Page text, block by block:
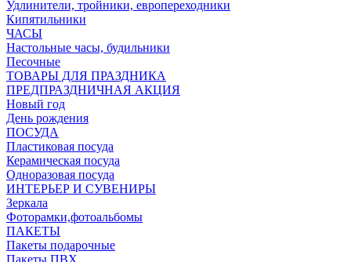
Удлинители, тройники, европереходники
Кипятильники
ЧАСЫ
Настольные часы, будильники
Песочные
ТОВАРЫ ДЛЯ ПРАЗДНИКА
ПРЕДПРАЗДНИЧНАЯ АКЦИЯ
Новый год
День рождения
ПОСУДА
Пластиковая посуда
Керамическая посуда
Одноразовая посуда
ИНТЕРЬЕР И СУВЕНИРЫ
Зеркала
Фоторамки,фотоальбомы
ПАКЕТЫ
Пакеты подарочные
Пакеты ПВХ